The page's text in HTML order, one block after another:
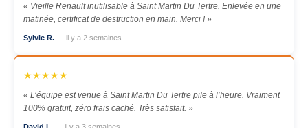
« Vieille Renault inutilisable à Saint Martin Du Tertre. Enlevée en une
matinée, certificat de destruction en main. Merci ! »
Sylvie R. — il y a 2 semaines
★★★★★
« L’équipe est venue à Saint Martin Du Tertre pile à l’heure. Vraiment
100% gratuit, zéro frais caché. Très satisfait. »